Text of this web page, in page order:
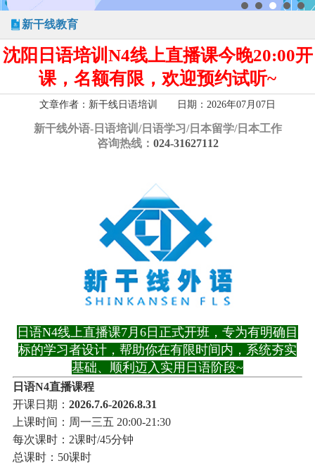
新干线教育
沈阳日语培训N4线上直播课今晚20:00开
课，名额有限，欢迎预约试听~
文章作者：新干线日语培训 日期：2026年07月07日
新干线外语-日语培训/日语学习/日本留学/日本工作
咨询热线： 024-31627112
日语N4线上直播课7月6日正式开班，专为有明确目
标的学习者设计，帮助你在有限时间内，系统夯实
基础、顺利迈入实用日语阶段~
日语N4直播课程
开课日期： 2026.7.6-2026.8.31
上课时间：周一三五 20:00-21:30
每次课时：2课时/45分钟
总课时：50课时